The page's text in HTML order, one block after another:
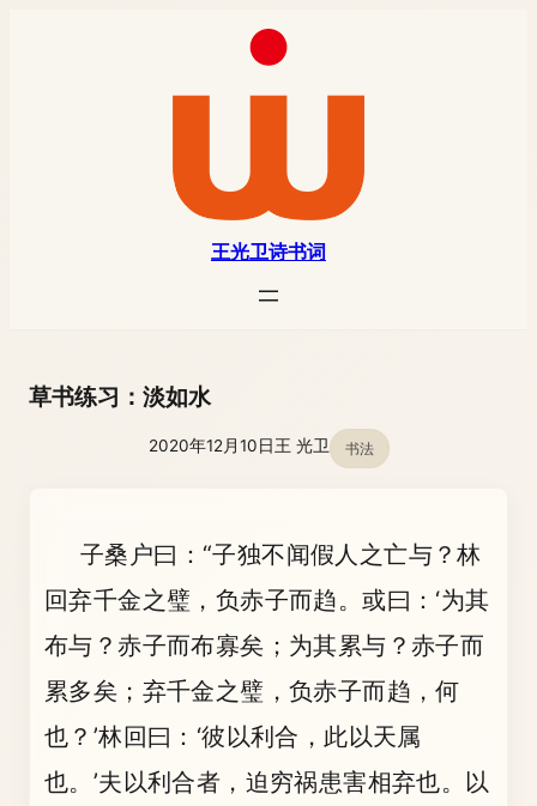
王光卫诗书词
草书练习：淡如水
2020年12月10日王 光卫 书法
子桑户曰：“子独不闻假人之亡与？林
回弃千金之璧，负赤子而趋。或曰：‘为其
布与？赤子而布寡矣；为其累与？赤子而
累多矣；弃千金之璧，负赤子而趋，何
也？’林回曰：‘彼以利合，此以天属
也。’夫以利合者，迫穷祸患害相弃也。以